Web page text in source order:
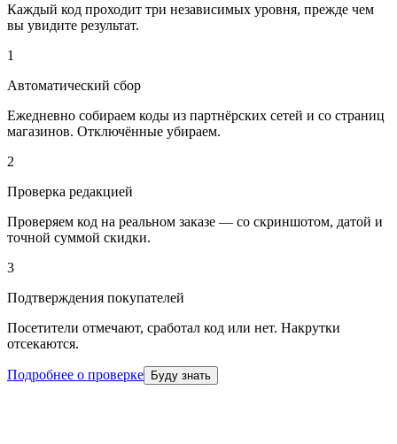
Каждый код проходит три независимых уровня, прежде чем
вы увидите результат.
1
Автоматический сбор
Ежедневно собираем коды из партнёрских сетей и со страниц
магазинов. Отключённые убираем.
2
Проверка редакцией
Проверяем код на реальном заказе — со скриншотом, датой и
точной суммой скидки.
3
Подтверждения покупателей
Посетители отмечают, сработал код или нет. Накрутки
отсекаются.
Подробнее о проверке Буду знать